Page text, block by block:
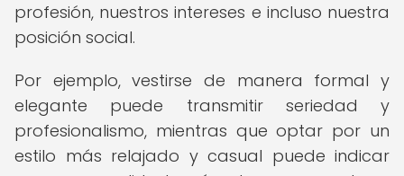
profesión, nuestros intereses e incluso nuestra
posición social.
Por ejemplo, vestirse de manera formal y
elegante puede transmitir seriedad y
profesionalismo, mientras que optar por un
estilo más relajado y casual puede indicar